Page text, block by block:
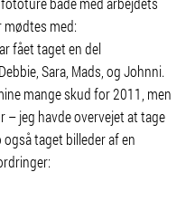
mødtes med:
fået taget en del
Sara, Mads, og Johnni.
mange skud for 2011, men
– jeg havde overvejet at tage
taget billeder af en